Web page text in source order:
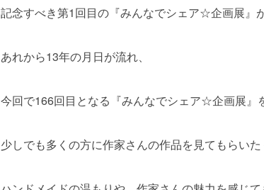
記念すべき第1回目の『みんなでシェア☆企画展』
あれから13年の月日が流れ、
今回で166回目となる『みんなでシェア☆企画展』
少しでも多くの方に作家さんの作品を見てもらいた